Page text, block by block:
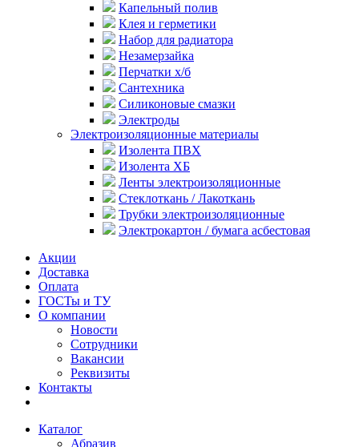
Капельный полив
Клея и герметики
Набор для радиатора
Незамерзайка
Перчатки х/б
Сантехника
Силиконовые смазки
Электроды
Электроизоляционные материалы
Изолента ПВХ
Изолента ХБ
Ленты электроизоляционные
Стеклоткань / Лакоткань
Трубки электроизоляционные
Электрокартон / бумага асбестовая
Акции
Доставка
Оплата
ГОСТы и ТУ
О компании
Новости
Сотрудники
Вакансии
Реквизиты
Контакты
Каталог
Абразив